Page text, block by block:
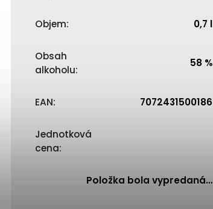
Objem: 0,7 l
Obsah
alkoholu:
58 %
EAN: 7072431500186
Jednotková
cena:
Položka bola vypredaná…